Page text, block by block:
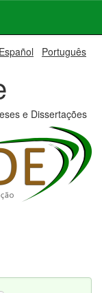
Español Português
e Dissertações